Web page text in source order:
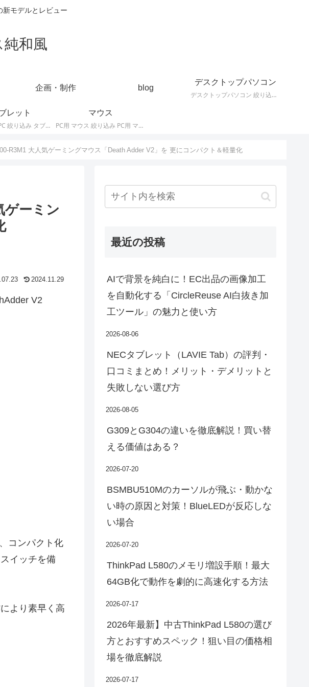
新モデルとレビュー
和風
企画・制作 blog
デスクトップパソコン
デスクトップパソコン 絞り込み デスクトップPCの最新モデルやスペック・仕様に関する情報。
レット
タブレット PC 絞り込み タブレットの最新モデルやスペック・仕様に関する情報。
マウス
PC用 マウス 絞り込み PC用 マウス 最新モデルやスペック・仕様に関する情報。ワイヤレスマウス、有線マウス、接続タイプなど。
R3M1 大人気ゲーミングマウス「Death Adder V2」を 更にコンパクト＆軽量化
ゲーミン
2024.11.29
V2
コンパクト化
イッチを備
より素早く高
最近の投稿
AIで背景を純白に！EC出品の画像加工
を自動化する「CircleReuse AI白抜き加
工ツール」の魅力と使い方
2026-08-06
NECタブレット（LAVIE Tab）の評判・
口コミまとめ！メリット・デメリットと
失敗しない選び方
2026-08-05
G309とG304の違いを徹底解説！買い替
える価値はある？
2026-07-20
BSMBU510Mのカーソルが飛ぶ・動かな
い時の原因と対策！BlueLEDが反応しな
い場合
2026-07-20
ThinkPad L580のメモリ増設手順！最大
64GB化で動作を劇的に高速化する方法
2026-07-17
2026年最新】中古ThinkPad L580の選び
方とおすすめスペック！狙い目の価格相
場を徹底解説
2026-07-17